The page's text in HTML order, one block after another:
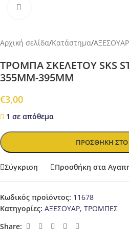
Αρχική σελίδα/Κατάστημα/ΑΞΕΣΟΥΑΡ
ΤΡΟΜΠΑ ΣΚΕΛΕΤΟΥ SKS
355MM-395MM
€3,00
1 σε απόθεμα
ΠΡΟΣΘΉΚΗ ΣΤΟ
Σύγκριση Προσθήκη στα
Κωδικός προϊόντος: 11678
Κατηγορίες: ΑΞΕΣΟΥΑΡ, ΤΡΟΜΠΕΣ
Share: